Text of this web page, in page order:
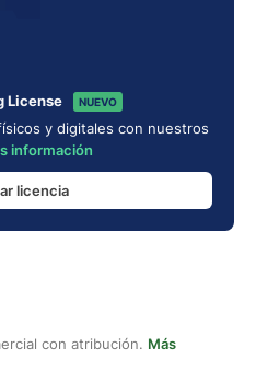
License NUEVO
y digitales con nuestros
información
licencia
con atribución. Más